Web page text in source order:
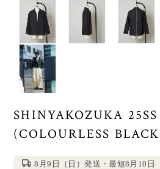
SHINYAKOZUKA
(COLOURLESS
8月9日（日）発送・最短8月10日